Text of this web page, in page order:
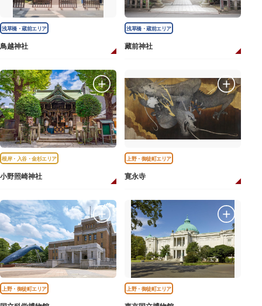
浅草橋・蔵前エリア
鳥越神社
浅草橋・蔵前エリア
藏前神社
根岸・入谷・金杉エリア
小野照崎神社
上野・御徒町エリア
寛永寺
上野・御徒町エリア 上野・御徒町エリア